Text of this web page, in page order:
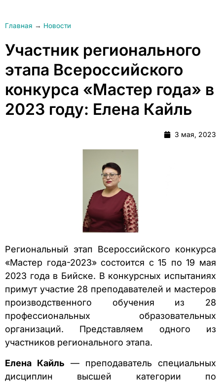
Главная → Новости
Участник регионального
этапа Всероссийского
конкурса «Мастер года» в
2023 году: Елена Кайль
3 мая, 2023
Региональный этап Всероссийского конкурса
«Мастер года-2023» состоится с 15 по 19 мая
2023 года в Бийске. В конкурсных испытаниях
примут участие 28 преподавателей и мастеров
производственного обучения из 28
профессиональных образовательных
организаций. Представляем одного из
участников регионального этапа.
Елена Кайль — преподаватель специальных
дисциплин высшей категории по